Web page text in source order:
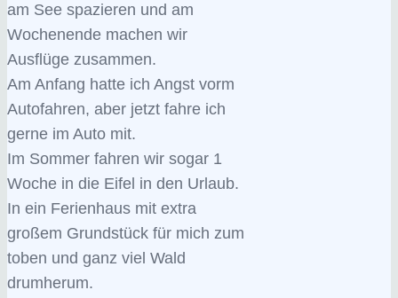
am See spazieren und am
Wochenende machen wir
Ausflüge zusammen.
Am Anfang hatte ich Angst vorm
Autofahren, aber jetzt fahre ich
gerne im Auto mit.
Im Sommer fahren wir sogar 1
Woche in die Eifel in den Urlaub.
In ein Ferienhaus mit extra
großem Grundstück für mich zum
toben und ganz viel Wald
drumherum.